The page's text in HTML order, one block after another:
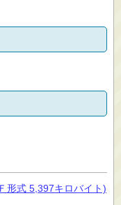
形式 5,397キロバイト)